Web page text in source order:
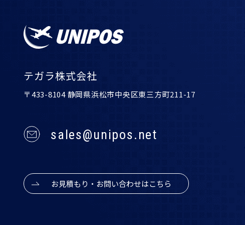
テガラ株式会社
〒433-8104 静岡県浜松市中央区東三方町211-17
sales@unipos.net
お見積もり・お問い合わせはこちら